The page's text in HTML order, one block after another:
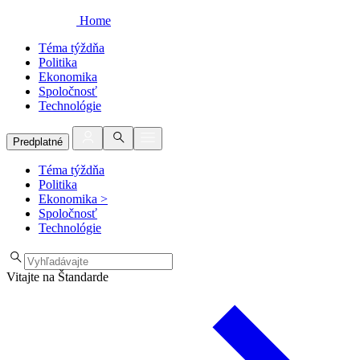
Home
Téma týždňa
Politika
Ekonomika
Spoločnosť
Technológie
Predplatné
Téma týždňa
Politika
Ekonomika >
Spoločnosť
Technológie
Vitajte na Štandarde